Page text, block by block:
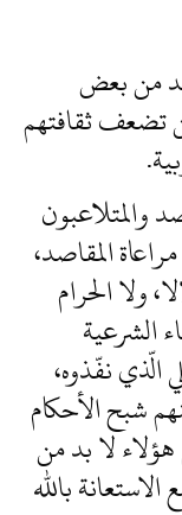
من بعض
تضعف ثقافتهم
والمتلاعبون
المقاصد،
ولا الحرام
الشرعية
الّذي نفّذوه،
شبح الأحكام
لا بد من
بالله